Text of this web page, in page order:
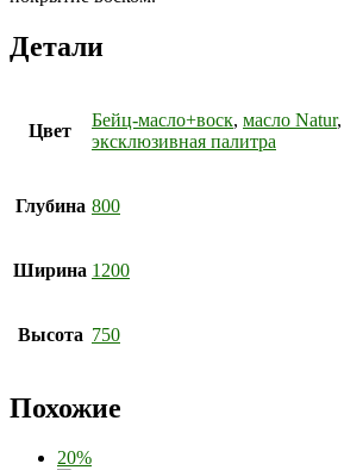
Детали
Цвет
Бейц-масло+воск, масло Natur,
эксклюзивная палитра
Глубина 800
Ширина 1200
Высота 750
Похожие
20%